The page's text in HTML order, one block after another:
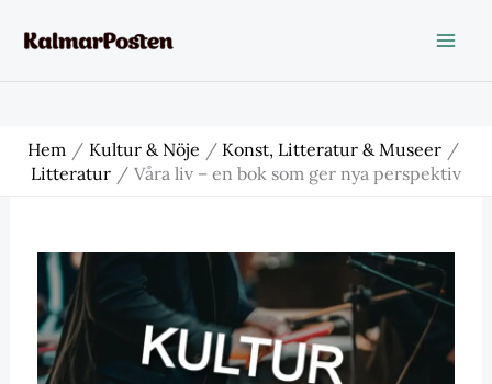
Hem Kultur & Nöje
Konst, Litteratur & Museer
Litteratur
Våra liv – en bok som ger nya perspektiv